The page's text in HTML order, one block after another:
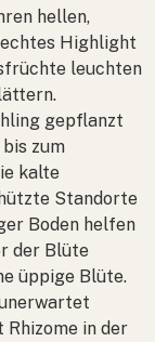
hellen,
Highlight
leuchten
gepflanzt
zum
kalte
Standorte
Boden helfen
der Blüte
üppige Blüte.
Rhizome in der